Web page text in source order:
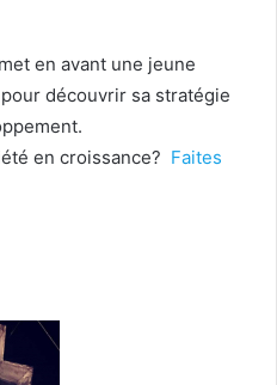
met en avant une jeune
découvrir sa stratégie
en croissance? Faites